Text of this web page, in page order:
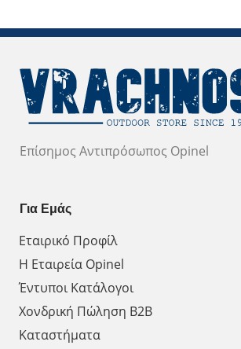
Επίσημος Αντιπρόσωπος Opinel
Για Εμάς
Εταιρικό Προφίλ
Η Εταιρεία Opinel
Έντυποι Κατάλογοι
Χονδρική Πώληση Β2Β
Καταστήματα